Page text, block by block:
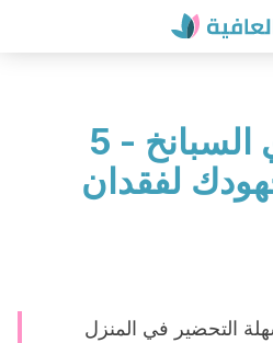
عصائر سموذي السبانخ - 5
لفقدان
التحضير في المنزل